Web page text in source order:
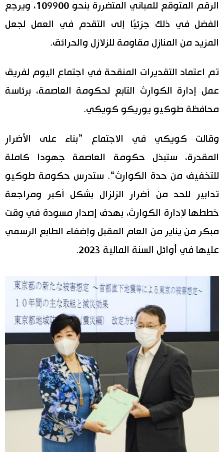
اقتصاد
ثقافة
لايف ستايل
طوكيو
المطبخ الياباني
الرقم المتوقع للمباني المتضررة بنحو 109900، ويرجع
الفضل في ذلك جزئيًا إلى التقدم في العمل لجعل
المزيد من المنازل مقاومة للزلازل والحرائق.
تم اعتماد التقديرات المنقحة في اجتماع اليوم لفريق
عمل إدارة الكوارث التابع لحكومة العاصمة، برئاسة
محافظة طوكيو يوريكو كويكي.
وقالت كويكي في الاجتماع ”بناء على الأضرار
المقدرة، ستبذل حكومة العاصمة جهودا كاملة
للتخفيف من حدة الكوارث“. ستدرس حكومة طوكيو
تدابير للحد من أضرار الزلزال بشكل أكبر ومراجعة
خططها لإدارة الكوارث، بهدف إصدار مسودة في وقت
مبكر من يناير من العام المقبل وإضفاء الطابع الرسمي
عليها في أوائل السنة المالية 2023.